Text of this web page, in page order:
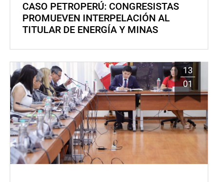
CASO PETROPERÚ: CONGRESISTAS
PROMUEVEN INTERPELACIÓN AL
TITULAR DE ENERGÍA Y MINAS
13
01